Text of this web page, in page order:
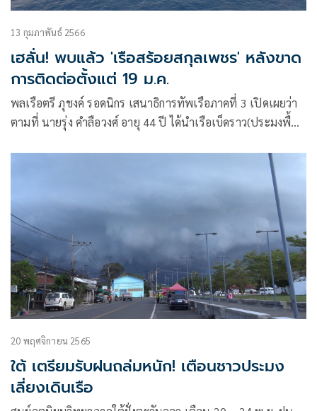
13 กุมภาพันธ์ 2566
เฮลั่น! พบแล้ว 'เรือสร้อยสกุลเพชร' หลังขาด
การติดต่อตั้งแต่ 19 ม.ค.
พลเรือตรี ภุชงค์ รอดนิกร เสนาธิการทัพเรือภาคที่ 3 เปิดเผยว่า
ตามที่ นายรุ่ง คำลือวงศ์ อายุ 44 ปี ได้นำเรือเบ็ดราว(ประมงพื้น
20 พฤศจิกายน 2565
ใต้ เตรียมรับฝนถล่มหนัก! เตือนชาวประมง
เลี่ยงเดินเรือ